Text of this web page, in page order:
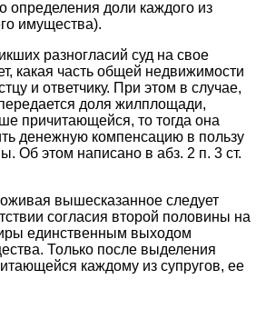
определения доли каждого из
имущества).
разногласий суд на свое
какая часть общей недвижимости
и ответчику. При этом в случае,
доля жилплощади,
причитающейся, то тогда она
денежную компенсацию в пользу
Об этом написано в абз. 2 п. 3 ст.
вышесказанное следует
согласия второй половины на
единственным выходом
Только после выделения
каждому из супругов, ее